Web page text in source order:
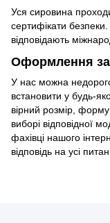
Уся сировина
сертифікати
відповідають
Оформлення
У нас можна
встановити у будь-
вірний розмір,
виборі відповідної
фахівці нашого
відповідь на усі